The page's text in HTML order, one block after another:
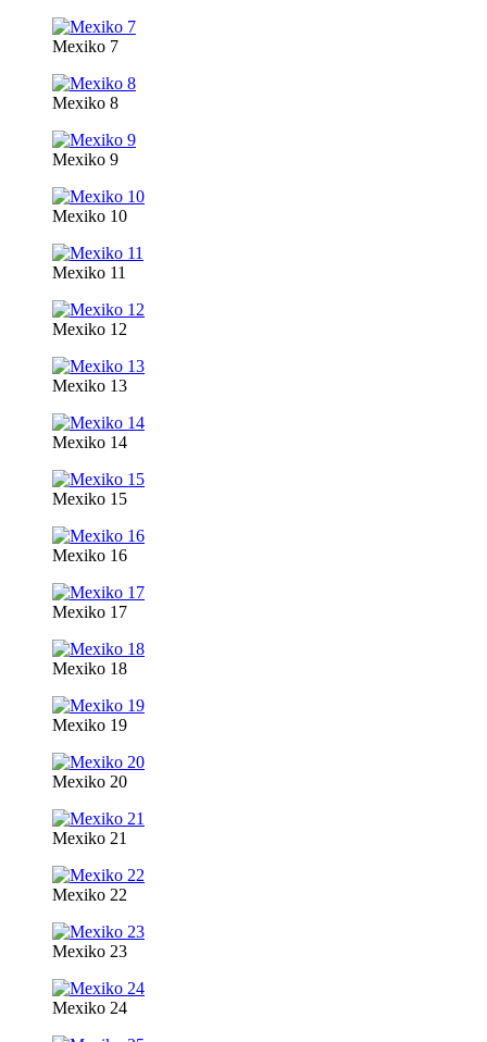
Mexiko 7
Mexiko 8
Mexiko 9
Mexiko 10
Mexiko 11
Mexiko 12
Mexiko 13
Mexiko 14
Mexiko 15
Mexiko 16
Mexiko 17
Mexiko 18
Mexiko 19
Mexiko 20
Mexiko 21
Mexiko 22
Mexiko 23
Mexiko 24